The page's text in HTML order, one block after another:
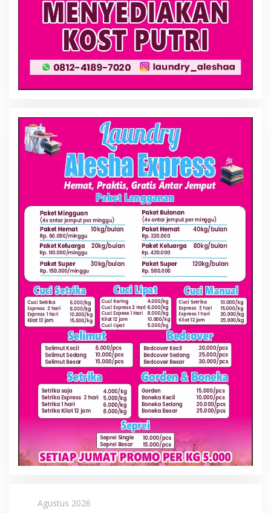
Agustus 2026